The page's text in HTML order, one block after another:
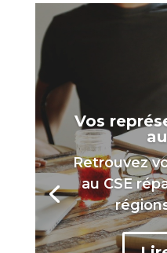
Vos
Retrouvez
au CSE